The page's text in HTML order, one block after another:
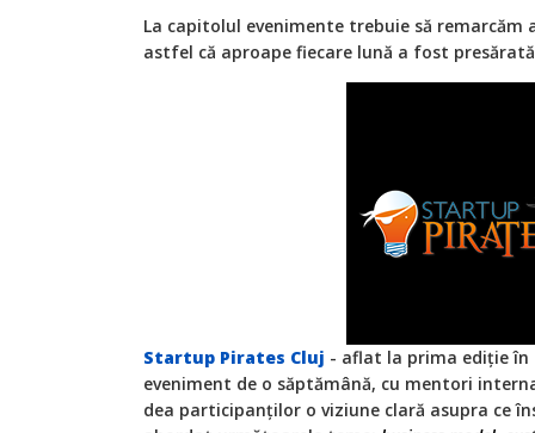
La capitolul evenimente trebuie să
astfel că aproape fiecare lună a fost
Startup Pirates Cluj - aflat la prima ediție în
eveniment de o săptămână, cu mentori
dea participanților o viziune clară asupra ce